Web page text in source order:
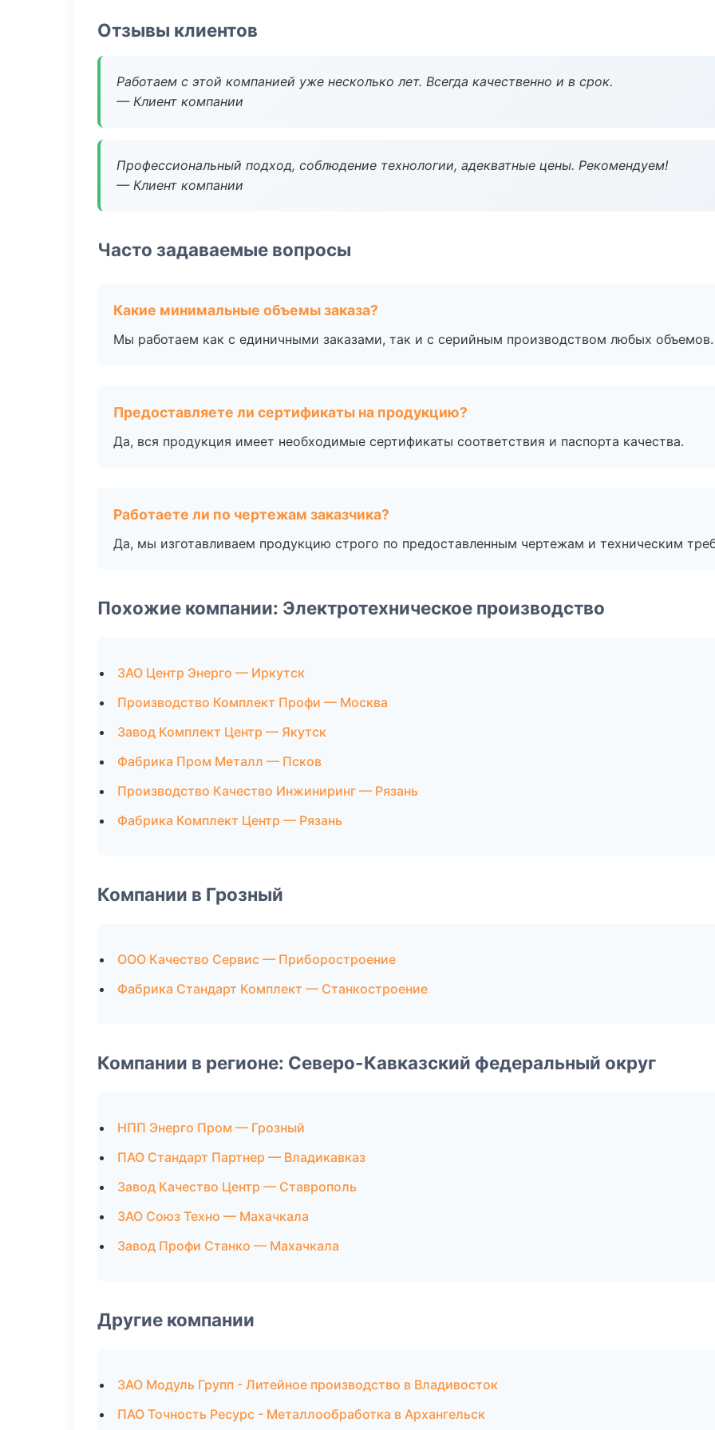
Отзывы клиентов
Работаем с этой компанией уже несколько лет. Всегда качественно и в срок.
— Клиент компании
Профессиональный подход, соблюдение технологии, адекватные цены. Рекомендуем!
— Клиент компании
Часто задаваемые вопросы
Какие минимальные объемы заказа?
Мы работаем как с единичными заказами, так и с серийным производством любых объемов.
Предоставляете ли сертификаты на продукцию?
Да, вся продукция имеет необходимые сертификаты соответствия и паспорта качества.
Работаете ли по чертежам заказчика?
Да, мы изготавливаем продукцию строго по предоставленным чертежам и техническим
Похожие компании: Электротехническое производство
ЗАО Центр Энерго — Иркутск
Производство Комплект Профи — Москва
Завод Комплект Центр — Якутск
Фабрика Пром Металл — Псков
Производство Качество Инжиниринг — Рязань
Фабрика Комплект Центр — Рязань
Компании в Грозный
ООО Качество Сервис — Приборостроение
Фабрика Стандарт Комплект — Станкостроение
Компании в регионе: Северо-Кавказский федеральный округ
НПП Энерго Пром — Грозный
ПАО Стандарт Партнер — Владикавказ
Завод Качество Центр — Ставрополь
ЗАО Союз Техно — Махачкала
Завод Профи Станко — Махачкала
Другие компании
ЗАО Модуль Групп - Литейное производство в Владивосток
ПАО Точность Ресурс - Металлообработка в Архангельск